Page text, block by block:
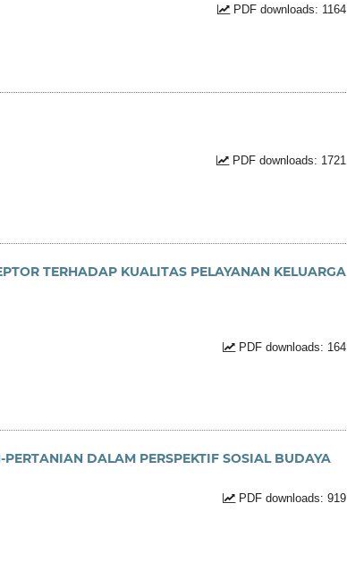
PDF downloads: 1164
PDF downloads: 1721
TERHADAP KUALITAS PELAYANAN KELUARGA
PDF downloads: 164
DALAM PERSPEKTIF SOSIAL BUDAYA
PDF downloads: 919